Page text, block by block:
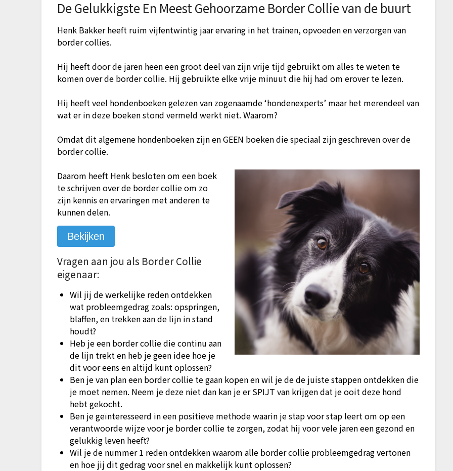
De Gelukkigste En Meest Gehoorzame Border Collie van de buurt
Henk Bakker heeft ruim vijfentwintig jaar ervaring in het trainen, opvoeden en verzorgen van
border collies.
Hij heeft door de jaren heen een groot deel van zijn vrije tijd gebruikt om alles te weten te
komen over de border collie. Hij gebruikte elke vrije minuut die hij had om erover te lezen.
Hij heeft veel hondenboeken gelezen van zogenaamde ‘hondenexperts’ maar het merendeel van
wat er in deze boeken stond vermeld werkt niet. Waarom?
Omdat dit algemene hondenboeken zijn en GEEN boeken die speciaal zijn geschreven over de
border collie.
Daarom heeft Henk besloten om een boek
te schrijven over de border collie om zo
zijn kennis en ervaringen met anderen te
kunnen delen.
Bekijken
Vragen aan jou als Border Collie
eigenaar:
Wil jij de werkelijke reden ontdekken
wat probleemgedrag zoals: opspringen,
blaffen, en trekken aan de lijn in stand
houdt?
Heb je een border collie die continu aan
de lijn trekt en heb je geen idee hoe je
dit voor eens en altijd kunt oplossen?
Ben je van plan een border collie te gaan kopen en wil je de de juiste stappen ontdekken die
je moet nemen. Neem je deze niet dan kan je er SPIJT van krijgen dat je ooit deze hond
hebt gekocht.
Ben je geïnteresseerd in een positieve methode waarin je stap voor stap leert om op een
verantwoorde wijze voor je border collie te zorgen, zodat hij voor vele jaren een gezond en
gelukkig leven heeft?
Wil je de nummer 1 reden ontdekken waarom alle border collie probleemgedrag vertonen
en hoe jij dit gedrag voor snel en makkelijk kunt oplossen?